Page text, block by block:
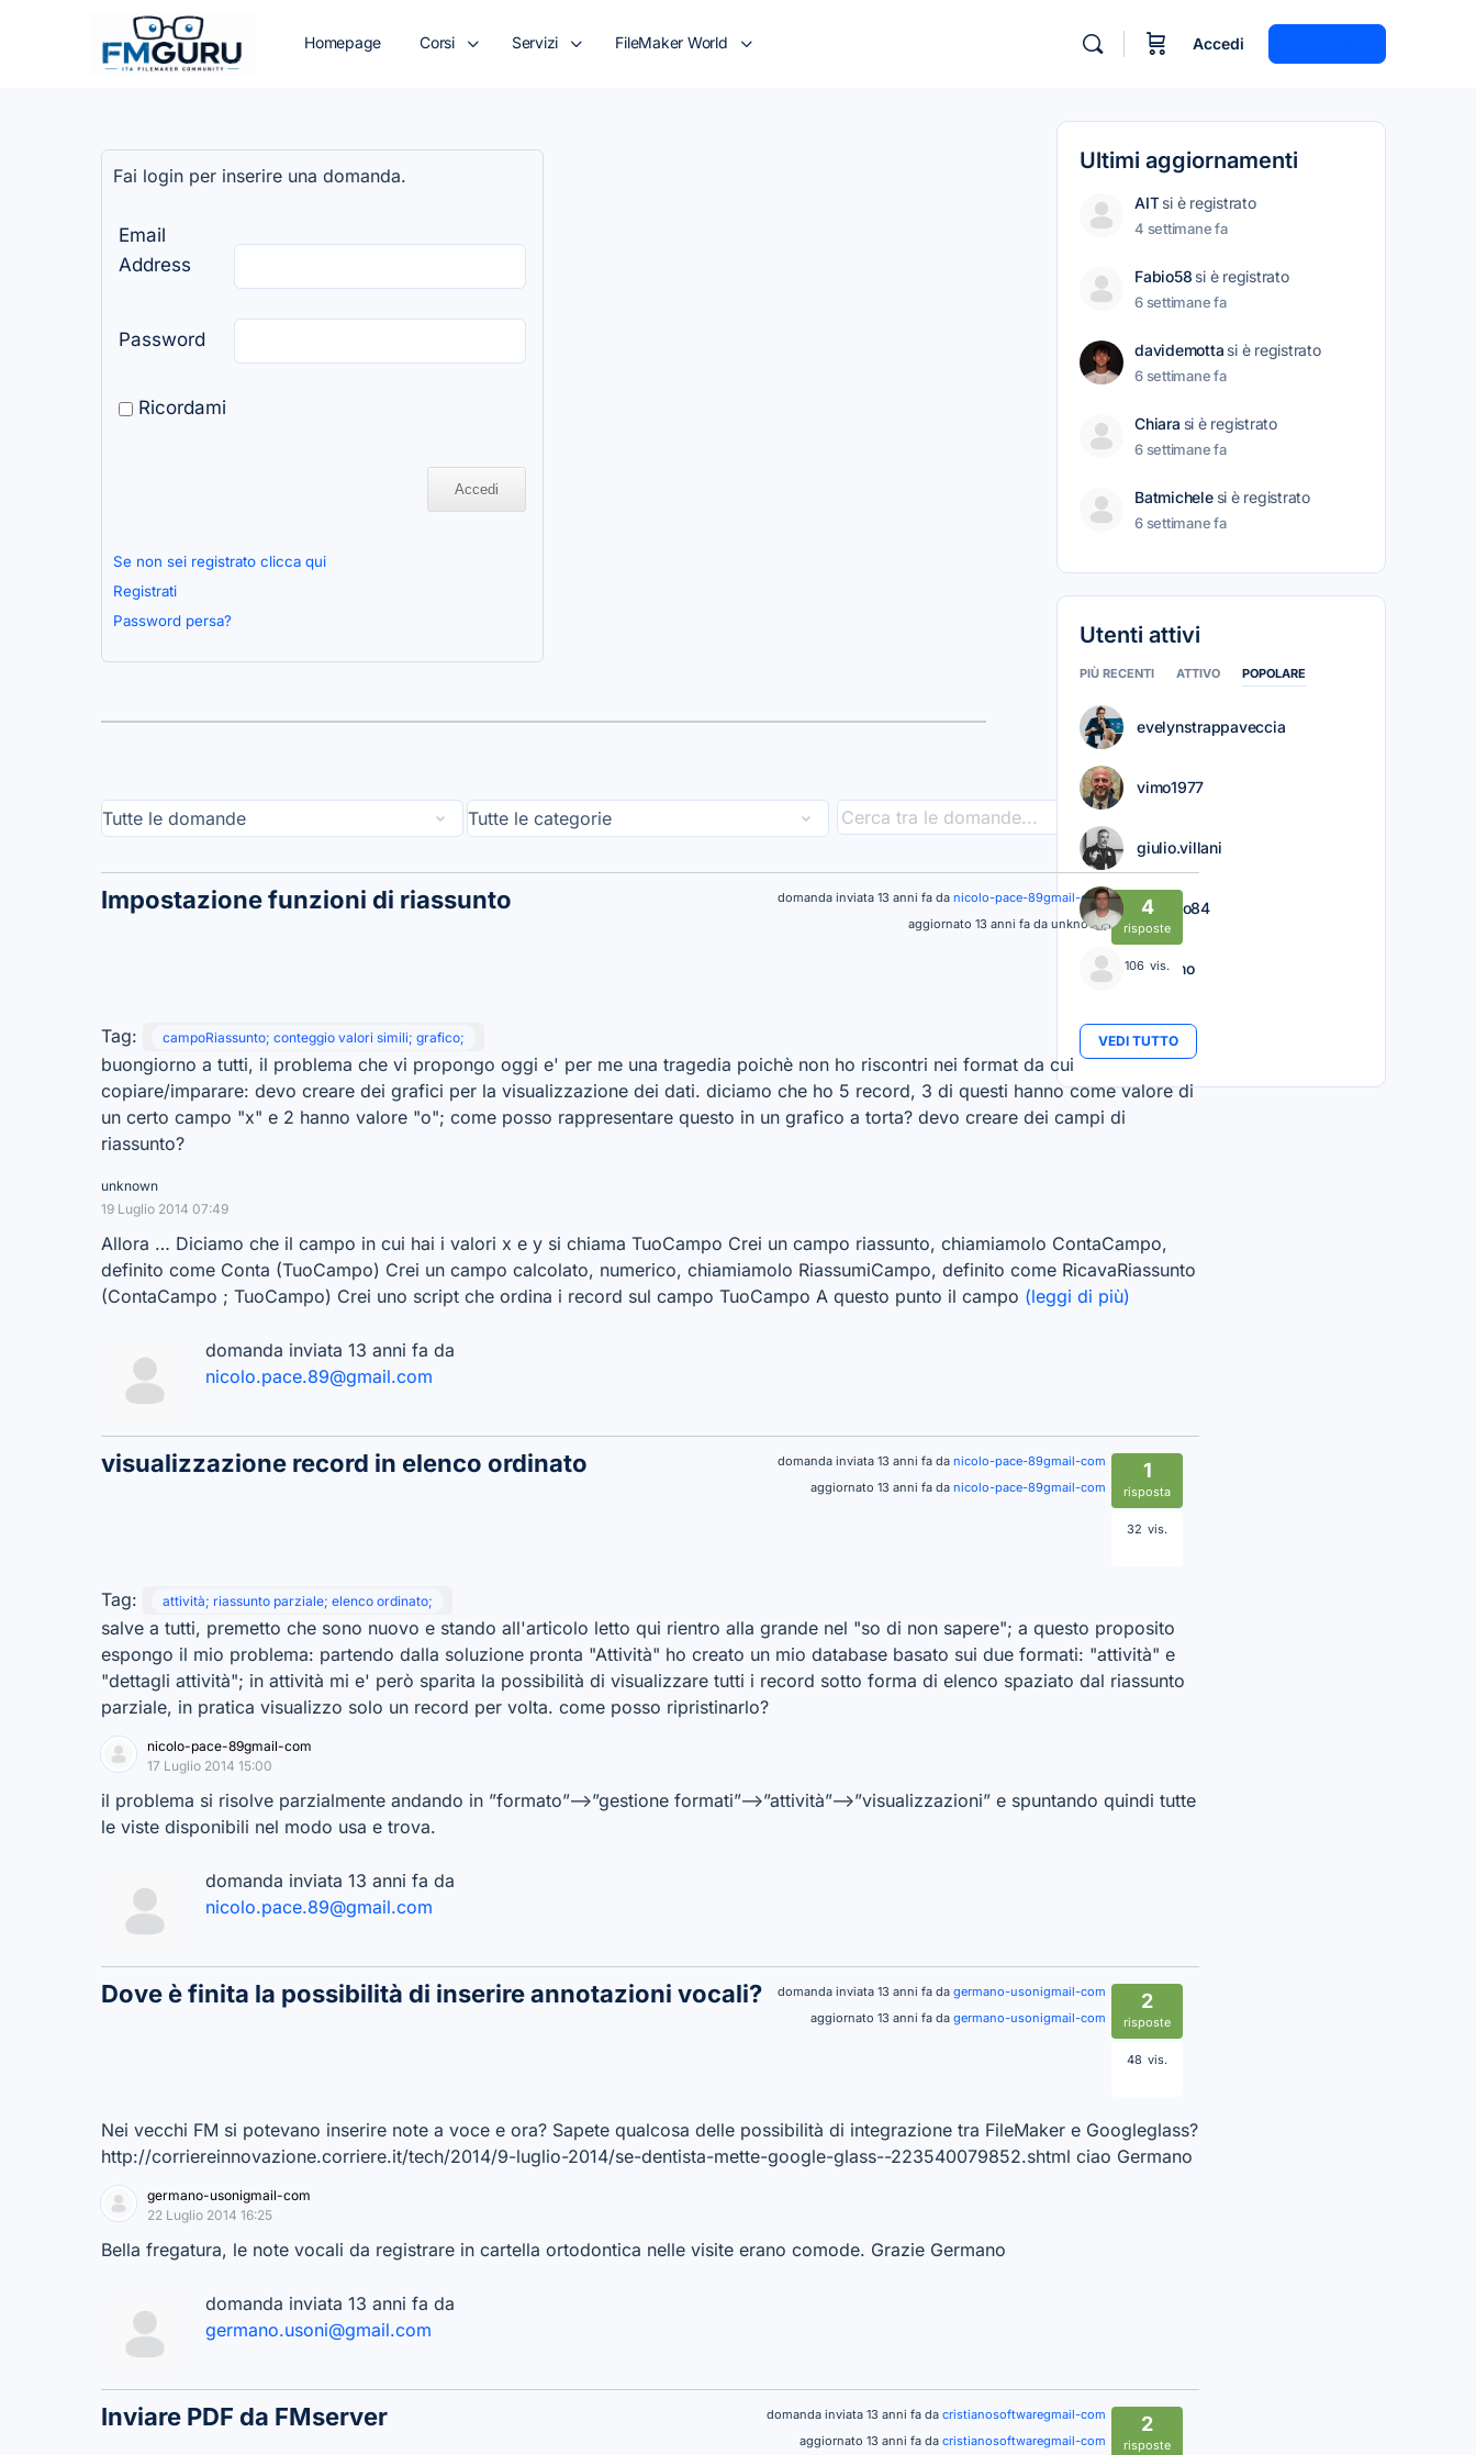
Homepage Corsi Servizi FileMaker World Accedi
Fai login per inserire una domanda.
Email
Address
Password
Ricordami
Se non sei registrato clicca qui
Registrati
Password persa?
4
risposte
106 vis.
Impostazione funzioni di riassunto domanda inviata 13 anni fa da nicolo-pace-89gmail-com
aggiornato 13 anni fa da unknown
Tag: campoRiassunto; conteggio valori simili; grafico;
buongiorno a tutti, il problema che vi propongo oggi e' per me una tragedia poichè non ho riscontri nei format da cui
copiare/imparare: devo creare dei grafici per la visualizzazione dei dati. diciamo che ho 5 record, 3 di questi hanno come valore di
un certo campo "x" e 2 hanno valore "o"; come posso rappresentare questo in un grafico a torta? devo creare dei campi di
riassunto?
unknown
19 Luglio 2014 07:49
Allora … Diciamo che il campo in cui hai i valori x e y si chiama TuoCampo Crei un campo riassunto, chiamiamolo ContaCampo,
definito come Conta (TuoCampo) Crei un campo calcolato, numerico, chiamiamolo RiassumiCampo, definito come RicavaRiassunto
(ContaCampo ; TuoCampo) Crei uno script che ordina i record sul campo TuoCampo A questo punto il campo (leggi di più)
domanda inviata 13 anni fa da
nicolo.pace.89@gmail.com
1
risposta
32 vis.
visualizzazione record in elenco ordinato domanda inviata 13 anni fa da nicolo-pace-89gmail-com
aggiornato 13 anni fa da nicolo-pace-89gmail-com
Tag: attività; riassunto parziale; elenco ordinato;
salve a tutti, premetto che sono nuovo e stando all'articolo letto qui rientro alla grande nel "so di non sapere"; a questo proposito
espongo il mio problema: partendo dalla soluzione pronta "Attività" ho creato un mio database basato sui due formati: "attività" e
"dettagli attività"; in attività mi e' però sparita la possibilità di visualizzare tutti i record sotto forma di elenco spaziato dal riassunto
parziale, in pratica visualizzo solo un record per volta. come posso ripristinarlo?
nicolo-pace-89gmail-com
17 Luglio 2014 15:00
il problema si risolve parzialmente andando in ”formato”–>”gestione formati”–>”attività”–>”visualizzazioni” e spuntando quindi tutte
le viste disponibili nel modo usa e trova.
domanda inviata 13 anni fa da
nicolo.pace.89@gmail.com
2
risposte
48 vis.
Dove è finita la possibilità di inserire annotazioni vocali? domanda inviata 13 anni fa da germano-usonigmail-com
aggiornato 13 anni fa da germano-usonigmail-com
Nei vecchi FM si potevano inserire note a voce e ora? Sapete qualcosa delle possibilità di integrazione tra FileMaker e Googleglass?
http://corriereinnovazione.corriere.it/tech/2014/9-luglio-2014/se-dentista-mette-google-glass--223540079852.shtml ciao Germano
germano-usonigmail-com
22 Luglio 2014 16:25
Bella fregatura, le note vocali da registrare in cartella ortodontica nelle visite erano comode. Grazie Germano
domanda inviata 13 anni fa da
germano.usoni@gmail.com
2
risposte
Inviare PDF da FMserver domanda inviata 13 anni fa da cristianosoftwaregmail-com
aggiornato 13 anni fa da cristianosoftwaregmail-com
Ultimi aggiornamenti
AIT si è registrato
4 settimane fa
Fabio58 si è registrato
6 settimane fa
davidemotta si è registrato
6 settimane fa
Chiara si è registrato
6 settimane fa
Batmichele si è registrato
6 settimane fa
Utenti attivi
PIÙ RECENTI ATTIVO POPOLARE
evelynstrappaveccia
vimo1977
giulio.villani
Claudio84
Mariano
VEDI TUTTO